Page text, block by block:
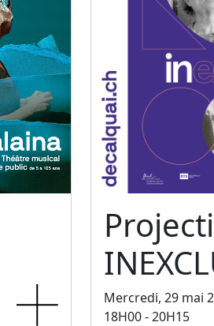
Mercredi, 29 mai
18H00 - 20H15